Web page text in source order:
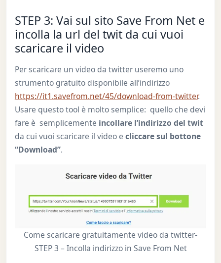
STEP 3: Vai sul sito Save From Net e
incolla la url del twit da cui vuoi
scaricare il video
Per scaricare un video da twitter useremo uno
strumento gratuito disponibile all’indirizzo
https://it1.savefrom.net/45/download-from-twitter.
Usare questo tool è molto semplice: quello che devi
fare è semplicemente incollare l’indirizzo del twit
da cui vuoi scaricare il video e cliccare sul bottone
“Download”.
Come scaricare gratuitamente video da twitter-
STEP 3 – Incolla indirizzo in Save From Net